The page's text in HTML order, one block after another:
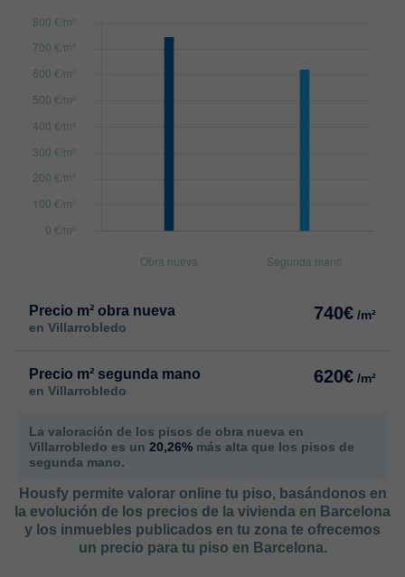
Precio m² obra nueva
en Villarrobledo
740€ /m²
Precio m² segunda mano
en Villarrobledo
620€ /m²
La valoración de los pisos de obra nueva en
Villarrobledo es un 20,26% más alta que los pisos de
segunda mano.
Housfy permite valorar online tu piso, basándonos en
la evolución de los precios de la vivienda en Barcelona
y los inmuebles publicados en tu zona te ofrecemos
un precio para tu piso en Barcelona.